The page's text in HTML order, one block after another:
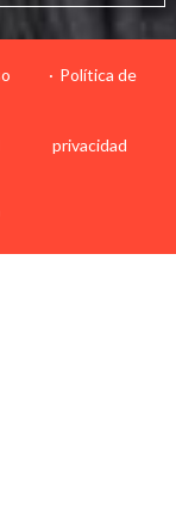
Política de
privacidad